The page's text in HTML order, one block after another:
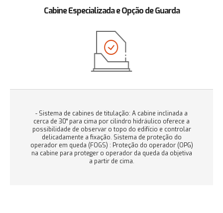
Cabine Especializada e Opção de Guarda
- Sistema de cabines de titulação: A cabine inclinada a
cerca de 30° para cima por cilindro hidráulico oferece a
possibilidade de observar o topo do edifício e controlar
delicadamente a fixação. Sistema de proteção do
operador em queda (FOGS) : Proteção do operador (OPG)
na cabine para proteger o operador da queda da objetiva
a partir de cima.